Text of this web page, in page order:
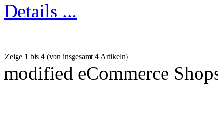
Details ...
Zeige 1 bis 4 (von insgesamt 4 Artikeln)
modified eCommerce